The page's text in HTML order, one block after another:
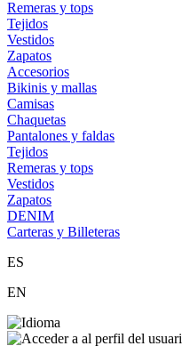
Remeras y tops
Tejidos
Vestidos
Zapatos
Accesorios
Bikinis y mallas
Camisas
Chaquetas
Pantalones y faldas
Tejidos
Remeras y tops
Vestidos
Zapatos
DENIM
Carteras y Billeteras
ES
EN